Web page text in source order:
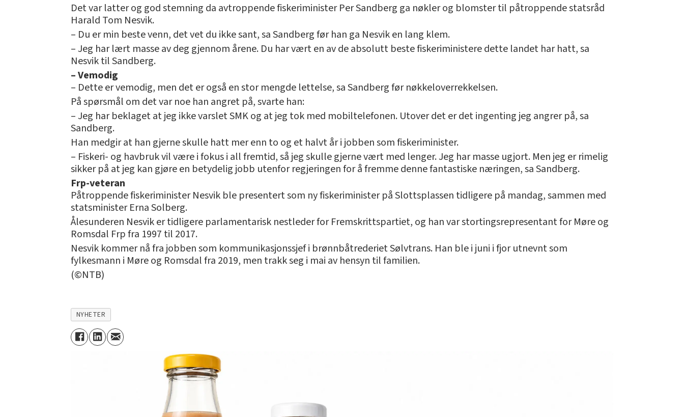
Det var latter og god stemning da avtroppende fiskeriminister Per Sandberg ga nøkler og blomster til påtroppende statsråd
Harald Tom Nesvik.
– Du er min beste venn, det vet du ikke sant, sa Sandberg før han ga Nesvik en lang klem.
– Jeg har lært masse av deg gjennom årene. Du har vært en av de absolutt beste fiskeriministere dette landet har hatt, sa
Nesvik til Sandberg.
– Vemodig
– Dette er vemodig, men det er også en stor mengde lettelse, sa Sandberg før nøkkeloverrekkelsen.
På spørsmål om det var noe han angret på, svarte han:
– Jeg har beklaget at jeg ikke varslet SMK og at jeg tok med mobiltelefonen. Utover det er det ingenting jeg angrer på, sa
Sandberg.
Han medgir at han gjerne skulle hatt mer enn to og et halvt år i jobben som fiskeriminister.
– Fiskeri- og havbruk vil være i fokus i all fremtid, så jeg skulle gjerne vært med lenger. Jeg har masse ugjort. Men jeg er rimelig
sikker på at jeg kan gjøre en betydelig jobb utenfor regjeringen for å fremme denne fantastiske næringen, sa Sandberg.
Frp-veteran
Påtroppende fiskeriminister Nesvik ble presentert som ny fiskeriminister på Slottsplassen tidligere på mandag, sammen med
statsminister Erna Solberg.
Ålesunderen Nesvik er tidligere parlamentarisk nestleder for Fremskrittspartiet, og han var stortingsrepresentant for Møre og
Romsdal Frp fra 1997 til 2017.
Nesvik kommer nå fra jobben som kommunikasjonssjef i brønnbåtrederiet Sølvtrans. Han ble i juni i fjor utnevnt som
fylkesmann i Møre og Romsdal fra 2019, men trakk seg i mai av hensyn til familien.
(©NTB)
NYHETER